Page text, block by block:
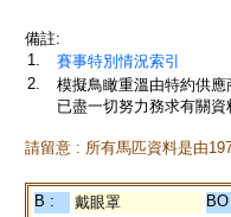
備註:
1.
賽事特別情況索引
2.
模擬鳥瞰重溫由特約供
已盡一切努力務求有關
請留意 : 所有馬匹資料是由
B : 戴眼罩